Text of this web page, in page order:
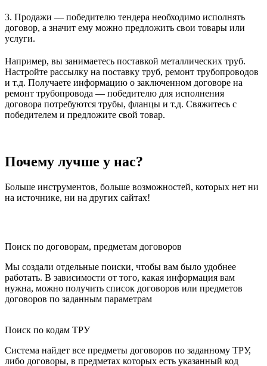
3. Продажи — победителю тендера необходимо исполнять
договор, а значит ему можно предложить свои товары или
услуги.
Например, вы занимаетесь поставкой металлических труб.
Настройте рассылку на поставку труб, ремонт трубопроводов
и т.д. Получаете информацию о заключенном договоре на
ремонт трубопровода — победителю для исполнения
договора потребуются трубы, фланцы и т.д. Свяжитесь с
победителем и предложите свой товар.
Почему лучше у нас?
Больше инструментов, больше возможностей, которых нет ни
на источнике, ни на других сайтах!
Поиск по договорам, предметам договоров
Мы создали отдельные поиски, чтобы вам было удобнее
работать. В зависимости от того, какая информация вам
нужна, можно получить список договоров или предметов
договоров по заданным параметрам
Поиск по кодам ТРУ
Система найдет все предметы договоров по заданному ТРУ,
либо договоры, в предметах которых есть указанный код